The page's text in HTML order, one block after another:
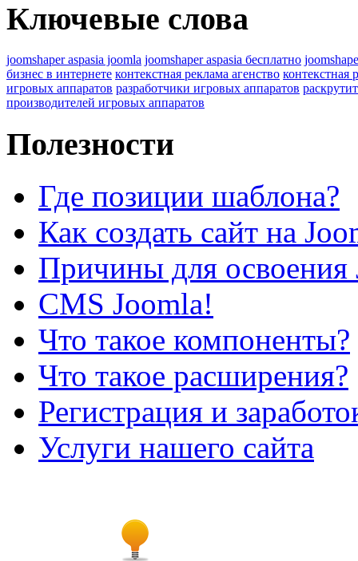
Ключевые слова
joomshaper aspasia joomla joomshaper aspasia бесплатно
бизнес в интернете контекстная реклама агенство контекстная
игровых аппаратов разработчики игровых аппаратов
производителей игровых аппаратов
Полезности
Где позиции шаблона?
Как создать сайт на
Причины для освоения
CMS Joomla!
Что такое компоненты?
Что такое расширения?
Регистрация и
Услуги нашего сайта